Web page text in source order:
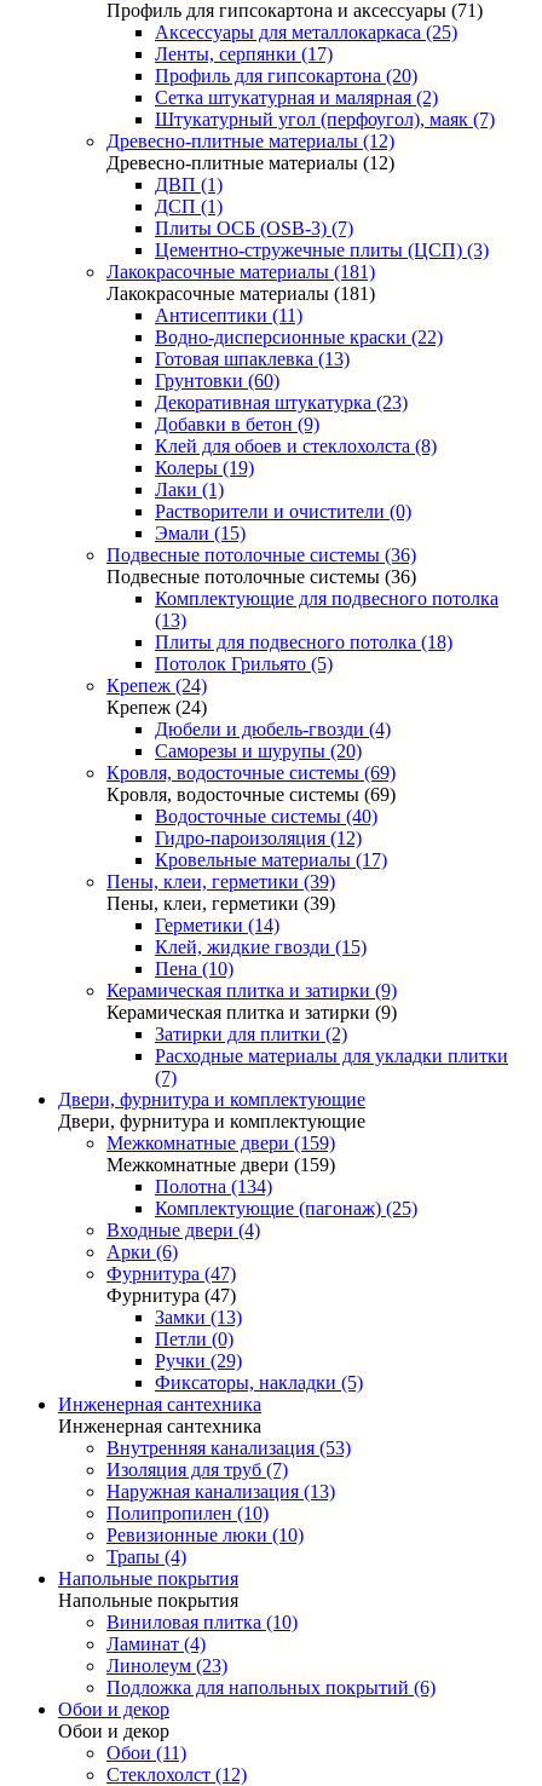
Профиль для гипсокартона и аксессуары (71)
Аксессуары для металлокаркаса (25)
Ленты, серпянки (17)
Профиль для гипсокартона (20)
Сетка штукатурная и малярная (2)
Штукатурный угол (перфоугол), маяк (7)
Древесно-плитные материалы (12)
Древесно-плитные материалы (12)
ДВП (1)
ДСП (1)
Плиты ОСБ (OSB-3) (7)
Цементно-стружечные плиты (ЦСП) (3)
Лакокрасочные материалы (181)
Лакокрасочные материалы (181)
Антисептики (11)
Водно-дисперсионные краски (22)
Готовая шпаклевка (13)
Грунтовки (60)
Декоративная штукатурка (23)
Добавки в бетон (9)
Клей для обоев и стеклохолста (8)
Колеры (19)
Лаки (1)
Растворители и очистители (0)
Эмали (15)
Подвесные потолочные системы (36)
Подвесные потолочные системы (36)
Комплектующие для подвесного потолка
(13)
Плиты для подвесного потолка (18)
Потолок Грильято (5)
Крепеж (24)
Крепеж (24)
Дюбели и дюбель-гвозди (4)
Саморезы и шурупы (20)
Кровля, водосточные системы (69)
Кровля, водосточные системы (69)
Водосточные системы (40)
Гидро-пароизоляция (12)
Кровельные материалы (17)
Пены, клеи, герметики (39)
Пены, клеи, герметики (39)
Герметики (14)
Клей, жидкие гвозди (15)
Пена (10)
Керамическая плитка и затирки (9)
Керамическая плитка и затирки (9)
Затирки для плитки (2)
Расходные материалы для укладки плитки
(7)
Двери, фурнитура и комплектующие
Двери, фурнитура и комплектующие
Межкомнатные двери (159)
Межкомнатные двери (159)
Полотна (134)
Комплектующие (пагонаж) (25)
Входные двери (4)
Арки (6)
Фурнитура (47)
Фурнитура (47)
Замки (13)
Петли (0)
Ручки (29)
Фиксаторы, накладки (5)
Инженерная сантехника
Инженерная сантехника
Внутренняя канализация (53)
Изоляция для труб (7)
Наружная канализация (13)
Полипропилен (10)
Ревизионные люки (10)
Трапы (4)
Напольные покрытия
Напольные покрытия
Виниловая плитка (10)
Ламинат (4)
Линолеум (23)
Подложка для напольных покрытий (6)
Обои и декор
Обои и декор
Обои (11)
Стеклохолст (12)